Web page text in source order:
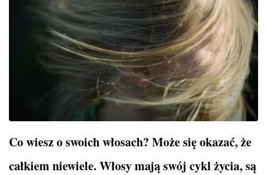
Co wiesz o swoich włosach? Może się okazać, że
całkiem niewiele. Włosy mają swój cykl życia, są